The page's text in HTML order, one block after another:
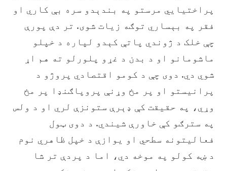
پراختیايي مرستو په بندېدو سره بې کاري او
فقر په بېساري توګه زیات شوی. تر دې پورې
چې خلک د ژوندي پاتې کېدو لپاره د خپلو
ماشومانو او د بدن د غړو پلورلو ته هم اړ
شوي دي. دوی چې د کومو اقتصادي پروژو د
پرانیستو او پر مخ وړنې پروپاګنډا پر مخ
وړي، په حقیقت کې ډېرې ستونزې لري او د ولس
په سترګو کې خاورې شیندي. د دوی ټول
فعالیتونه سطحي او یوازې د خپل ظاهري نوم
د ښه کولو په موخه دي، اما د پردې تر شا